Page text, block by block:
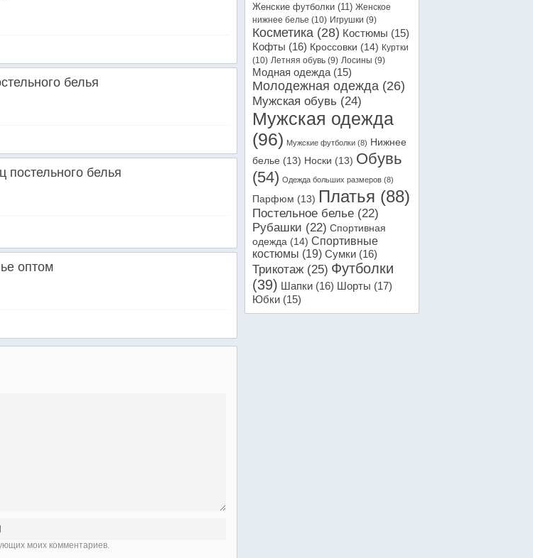
белья
белья
оптом
моих комментариев.
Женские футболки (11) Женское
нижнее белье (10) Игрушки (9)
Косметика (28) Костюмы (15)
Кофты (16) Кроссовки (14) Куртки
(10) Летняя обувь (9) Лосины (9)
Модная одежда (15)
Молодежная одежда (26)
Мужская обувь (24)
Мужская одежда
(96) Мужские футболки (8) Нижнее
белье (13) Носки (13) Обувь
(54) Одежда больших размеров (8)
Парфюм (13) Платья (88)
Постельное белье (22)
Рубашки (22) Спортивная
одежда (14) Спортивные
костюмы (19) Сумки (16)
Трикотаж (25) Футболки
(39) Шапки (16) Шорты (17)
Юбки (15)